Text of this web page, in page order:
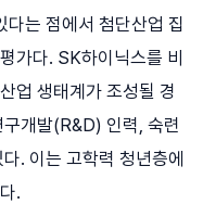
는 점에서 첨단산업 집
가다. SK하이닉스를 비
업 생태계가 조성될 경
개발(R&D) 인력, 숙련
. 이는 고학력 청년층에
.